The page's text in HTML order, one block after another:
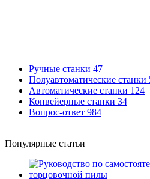
Ручные станки 47
Полуавтоматические станки
Автоматические станки 124
Конвейерные станки 34
Вопрос-ответ 984
Популярные статьи